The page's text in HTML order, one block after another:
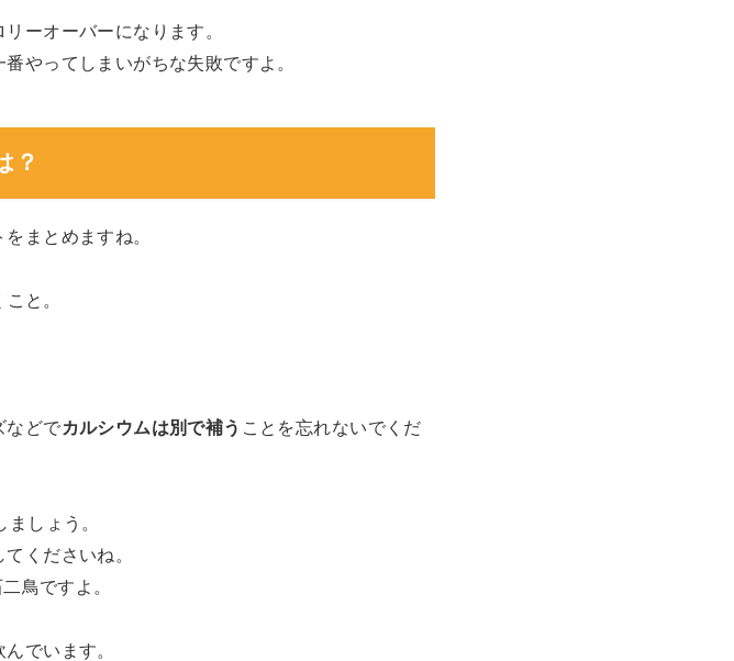
ーオーバーになります。
やってしまいがちな失敗ですよ。
？
まとめますね。
と。
などでカルシウムは別で補う ことを忘れないでくだ
ましょう。
くださいね。
鳥ですよ。
でいます。